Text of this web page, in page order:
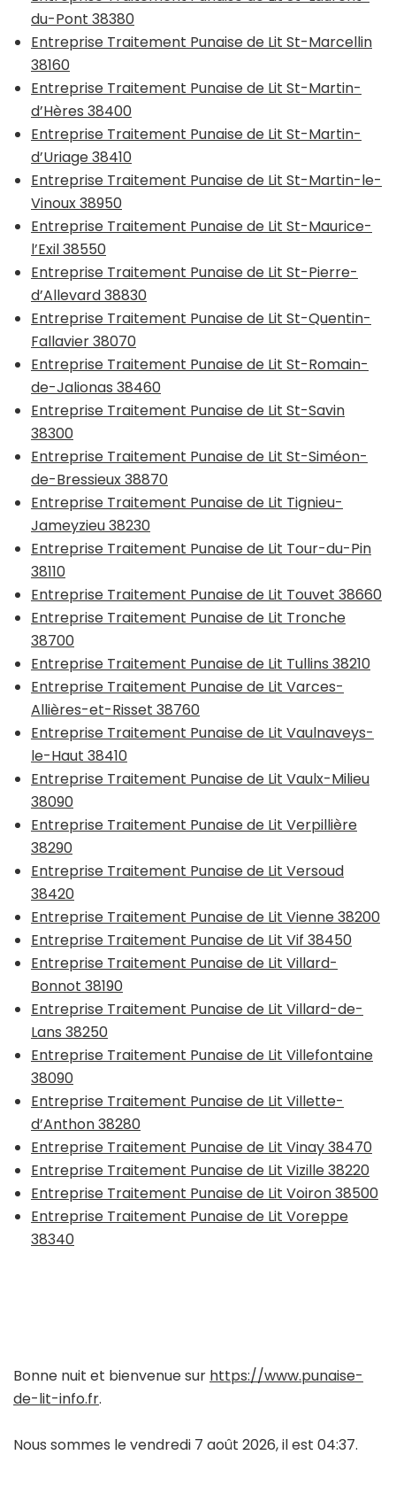
du-Pont 38380
Entreprise Traitement Punaise de Lit St-Marcellin
38160
Entreprise Traitement Punaise de Lit St-Martin-
d’Hères 38400
Entreprise Traitement Punaise de Lit St-Martin-
d’Uriage 38410
Entreprise Traitement Punaise de Lit St-Martin-le-
Vinoux 38950
Entreprise Traitement Punaise de Lit St-Maurice-
l’Exil 38550
Entreprise Traitement Punaise de Lit St-Pierre-
d’Allevard 38830
Entreprise Traitement Punaise de Lit St-Quentin-
Fallavier 38070
Entreprise Traitement Punaise de Lit St-Romain-
de-Jalionas 38460
Entreprise Traitement Punaise de Lit St-Savin
38300
Entreprise Traitement Punaise de Lit St-Siméon-
de-Bressieux 38870
Entreprise Traitement Punaise de Lit Tignieu-
Jameyzieu 38230
Entreprise Traitement Punaise de Lit Tour-du-Pin
38110
Entreprise Traitement Punaise de Lit Touvet 38660
Entreprise Traitement Punaise de Lit Tronche
38700
Entreprise Traitement Punaise de Lit Tullins 38210
Entreprise Traitement Punaise de Lit Varces-
Allières-et-Risset 38760
Entreprise Traitement Punaise de Lit Vaulnaveys-
le-Haut 38410
Entreprise Traitement Punaise de Lit Vaulx-Milieu
38090
Entreprise Traitement Punaise de Lit Verpillière
38290
Entreprise Traitement Punaise de Lit Versoud
38420
Entreprise Traitement Punaise de Lit Vienne 38200
Entreprise Traitement Punaise de Lit Vif 38450
Entreprise Traitement Punaise de Lit Villard-
Bonnot 38190
Entreprise Traitement Punaise de Lit Villard-de-
Lans 38250
Entreprise Traitement Punaise de Lit Villefontaine
38090
Entreprise Traitement Punaise de Lit Villette-
d’Anthon 38280
Entreprise Traitement Punaise de Lit Vinay 38470
Entreprise Traitement Punaise de Lit Vizille 38220
Entreprise Traitement Punaise de Lit Voiron 38500
Entreprise Traitement Punaise de Lit Voreppe
38340
Bonne nuit et bienvenue sur https://www.punaise-
de-lit-info.fr.
Nous sommes le vendredi 7 août 2026, il est 04:37.